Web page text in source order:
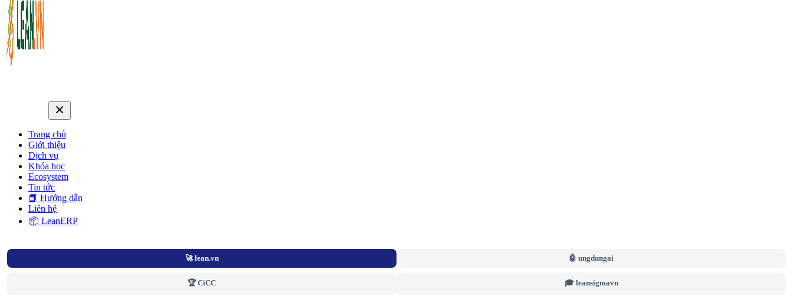
Trang chủ
Giới thiệu
Dịch vụ
Khóa học
Ecosystem
Tin tức
📘 Hướng dẫn
Liên hệ
📦 LeanERP
🚀 lean.vn 🤖 ungdungai
🏆 CiCC 🎓 leansigmavn